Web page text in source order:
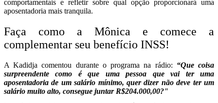
comportamentais e refletir sobre qual opção proporcionará uma
aposentadoria mais tranquila.
Faça como a Mônica e comece a
complementar seu benefício INSS!
A Kadidja comentou durante o programa na rádio: “Que coisa
surpreendente como é que uma pessoa que vai ter uma
aposentadoria de um salário mínimo, quer dizer não deve ter um
salário muito alto, consegue juntar R$204.000,00?"